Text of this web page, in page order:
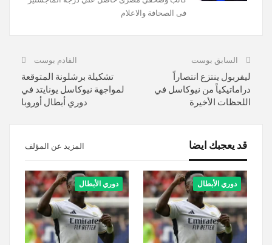
فى الصحافة والاعلام
السابق بوست
ليفربول ينتزع انتصاراً
دراماتيكياً من نيوكاسل في
اللحظات الأخيرة
القادم بوست
تشكيلة برشلونة المتوقعة
لمواجهة نيوكاسل يونايتد في
دوري أبطال أوروبا
قد يعجبك ايضا المزيد عن المؤلف
دوري الأبطال دوري الأبطال